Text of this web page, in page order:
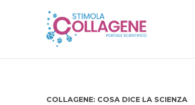
COLLAGENE: COSA DICE LA SCIENZA